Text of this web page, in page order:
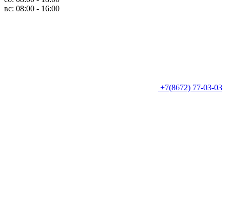
вс: 08:00 - 16:00
+7(8672) 77-03-03